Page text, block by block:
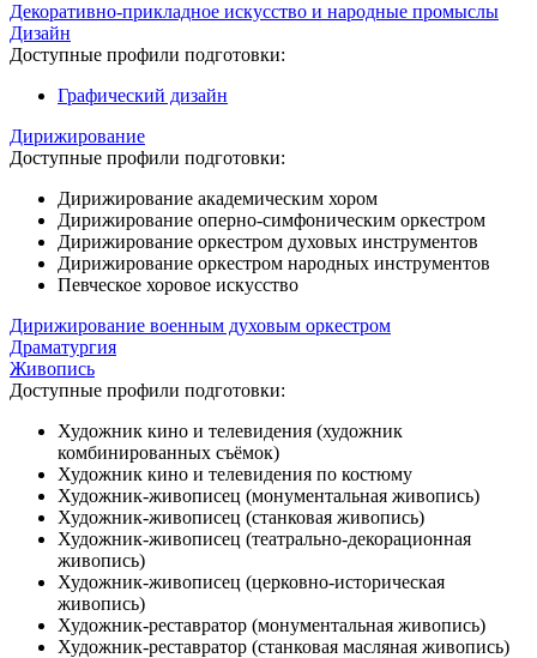
Декоративно-прикладное искусство и народные промыслы
Дизайн
Доступные профили подготовки:
Графический дизайн
Дирижирование
Доступные профили подготовки:
Дирижирование академическим хором
Дирижирование оперно-симфоническим оркестром
Дирижирование оркестром духовых инструментов
Дирижирование оркестром народных инструментов
Певческое хоровое искусство
Дирижирование военным духовым оркестром
Драматургия
Живопись
Доступные профили подготовки:
Художник кино и телевидения (художник
комбинированных съёмок)
Художник кино и телевидения по костюму
Художник-живописец (монументальная живопись)
Художник-живописец (станковая живопись)
Художник-живописец (театрально-декорационная
живопись)
Художник-живописец (церковно-историческая
живопись)
Художник-реставратор (монументальная живопись)
Художник-реставратор (станковая масляная живопись)